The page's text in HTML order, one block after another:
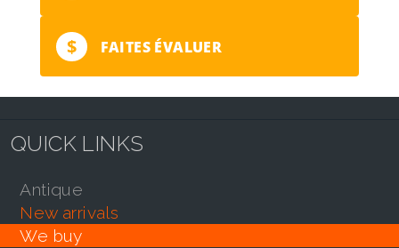
$ FAITES ÉVALUER
QUICK LINKS
antique
new arrivals
we buy